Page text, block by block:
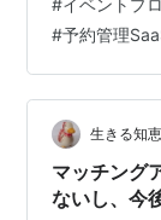
があります。
です。今回は
ある同社の決
#予約管理
生きる知恵
マッチング
ないし、今